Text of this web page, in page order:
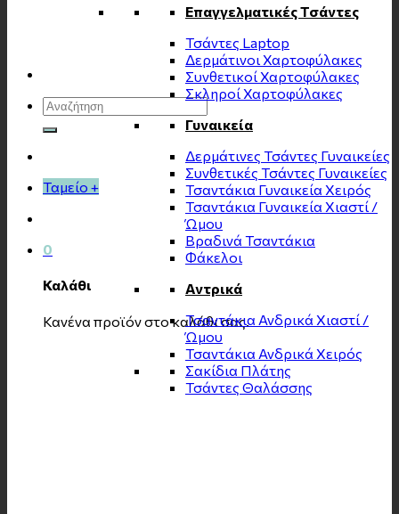
Αναζήτηση
για:
Ταμείο +
0
Καλάθι
Κανένα προϊόν στο καλάθι σας.
Επαγγελματικές Τσάντες
Τσάντες Laptop
Δερμάτινοι Χαρτοφύλακες
Συνθετικοί Χαρτοφύλακες
Σκληροί Χαρτοφύλακες
Γυναικεία
Δερμάτινες Τσάντες Γυναικείες
Συνθετικές Τσάντες Γυναικείες
Τσαντάκια Γυναικεία Χειρός
Τσαντάκια Γυναικεία Χιαστί /
Ώμου
Βραδινά Τσαντάκια
Φάκελοι
Αντρικά
Τσαντάκια Ανδρικά Χιαστί /
Ώμου
Τσαντάκια Ανδρικά Χειρός
Σακίδια Πλάτης
Τσάντες Θαλάσσης